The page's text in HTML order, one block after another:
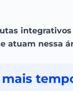
atuam nessa